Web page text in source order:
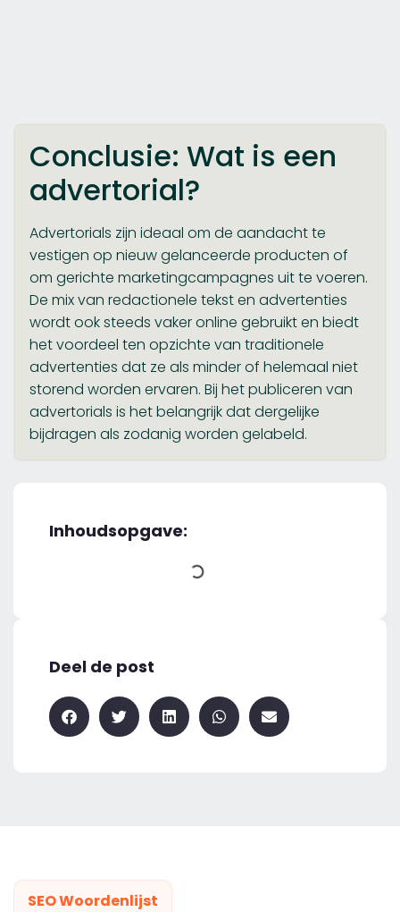
Conclusie: Wat is een
advertorial?
Advertorials zijn ideaal om de aandacht te
vestigen op nieuw gelanceerde producten of
om gerichte marketingcampagnes uit te voeren.
De mix van redactionele tekst en advertenties
wordt ook steeds vaker online gebruikt en biedt
het voordeel ten opzichte van traditionele
advertenties dat ze als minder of helemaal niet
storend worden ervaren. Bij het publiceren van
advertorials is het belangrijk dat dergelijke
bijdragen als zodanig worden gelabeld.
Inhoudsopgave:
Deel de post
SEO Woordenlijst